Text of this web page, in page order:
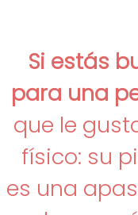
Si estás
para una
que le
físico: su
es una